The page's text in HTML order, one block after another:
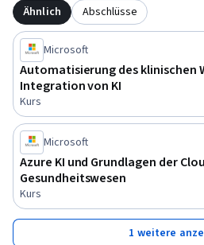
Verpflichtungen mit
bringen.
Ähnlich Abschlüsse
Microsoft
Automatisierung des klinischen
Integration von KI
Kurs
Microsoft
Azure KI und Grundlagen der
Gesundheitswesen
Kurs
1 weitere